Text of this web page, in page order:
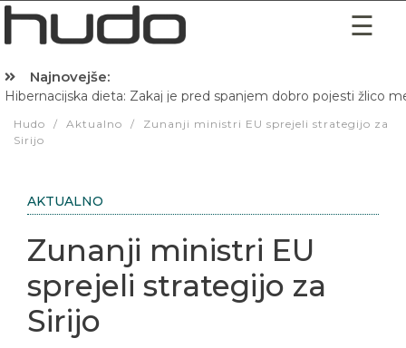
Najnovejše:
Hibernacijska dieta: Zakaj je pred spanjem dobro pojesti žlico
Hudo / Aktualno /
Zunanji ministri EU sprejeli strategijo za
Sirijo
AKTUALNO
Zunanji ministri EU
sprejeli strategijo za
Sirijo